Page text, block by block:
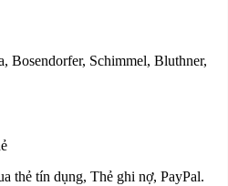
Bosendorfer, Schimmel, Bluthner,
thẻ tín dụng, Thẻ ghi nợ, PayPal.